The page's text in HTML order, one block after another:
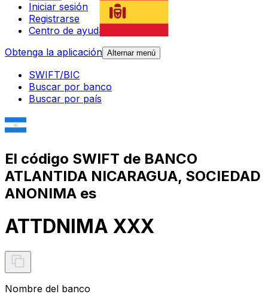
Iniciar sesión
Registrarse
Centro de ayuda
Obtenga la aplicación Alternar menú
SWIFT/BIC
Buscar por banco
Buscar por país
El código SWIFT de BANCO
ATLANTIDA NICARAGUA, SOCIEDAD
ANONIMA es
ATTDNIMA XXX
Nombre del banco